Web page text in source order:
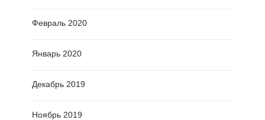
Февраль 2020
Январь 2020
Декабрь 2019
Ноябрь 2019